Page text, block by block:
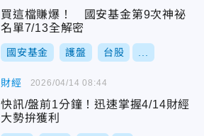
買這檔賺爆！ 國安基金第9次神祕
名單7/13全解密
國安基金 護盤 台股
財經
快訊/盤前1分鐘！迅速掌握4/14財經
大勢拚獲利
2026/04/14 08:44